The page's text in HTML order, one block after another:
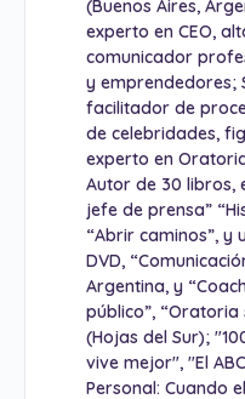
(Buenos Aires,
experto en CEO,
comunicador
y emprendedores;
facilitador de
de celebridades,
experto en
Autor de 30 libros,
jefe de prensa”
“Abrir caminos”, y
DVD,
Argentina, y
público”, “Oratoria
(Hojas del Sur);
vive mejor", "El
Personal: Cuando